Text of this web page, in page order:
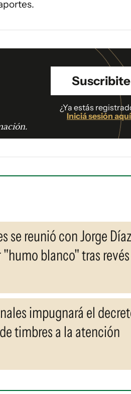
Suscribite
¿Ya estás
Iniciá sesión aquí
se reunió con Jorge
blanco" tras
impugnará el
timbres a la atención